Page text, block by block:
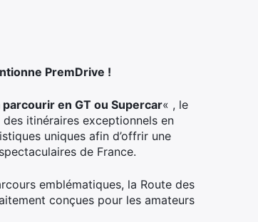
PremDrive !
en GT ou Supercar« , le
itinéraires exceptionnels en
uniques afin d’offrir une
de France.
emblématiques, la Route des
conçues pour les amateurs